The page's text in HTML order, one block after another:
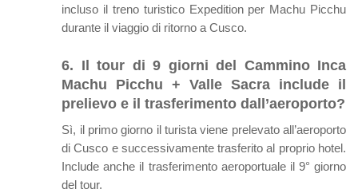
incluso il treno turistico Expedition per Machu Picchu
durante il viaggio di ritorno a Cusco.
6. Il tour di 9 giorni del Cammino Inca
Machu Picchu + Valle Sacra include il
prelievo e il trasferimento dall’aeroporto?
Sì, il primo giorno il turista viene prelevato all’aeroporto
di Cusco e successivamente trasferito al proprio hotel.
Include anche il trasferimento aeroportuale il 9° giorno
del tour.